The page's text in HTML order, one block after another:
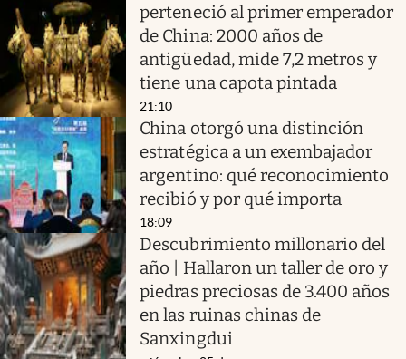
perteneció al primer emperador
de China: 2000 años de
antigüedad, mide 7,2 metros y
tiene una capota pintada
21:10
China otorgó una distinción
estratégica a un exembajador
argentino: qué reconocimiento
recibió y por qué importa
18:09
Descubrimiento millonario del
año | Hallaron un taller de oro y
piedras preciosas de 3.400 años
en las ruinas chinas de
Sanxingdui